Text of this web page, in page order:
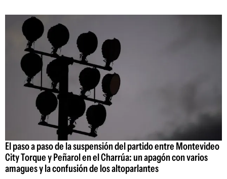
El paso a paso de la suspensión del partido entre Montevideo
City Torque y Peñarol en el Charrúa: un apagón con varios
amagues y la confusión de los altoparlantes